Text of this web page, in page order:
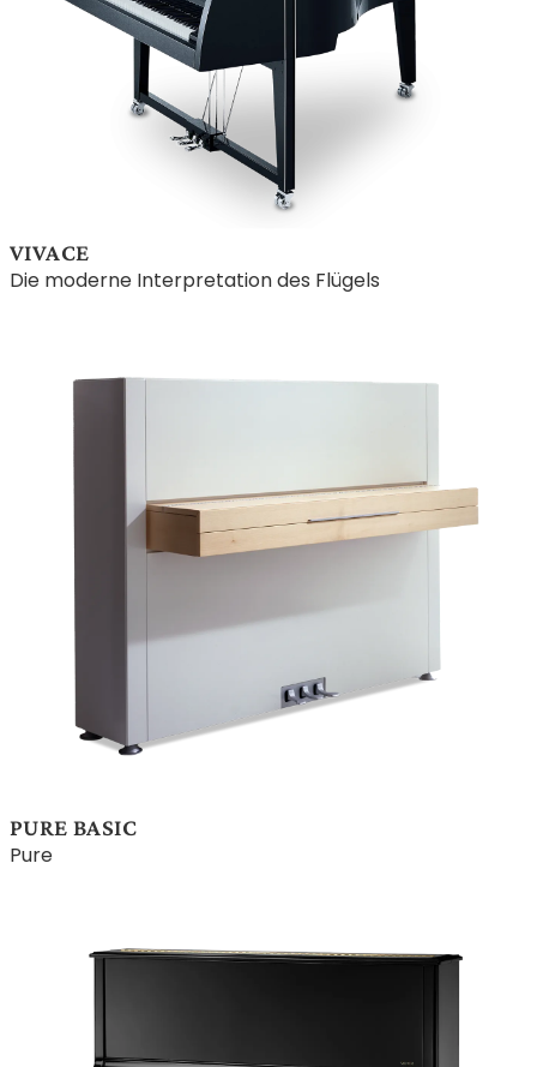
VIVACE
Die moderne Interpretation des Flügels
PURE BASIC
Pure